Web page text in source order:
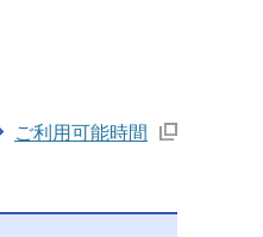
ご利用可能時間